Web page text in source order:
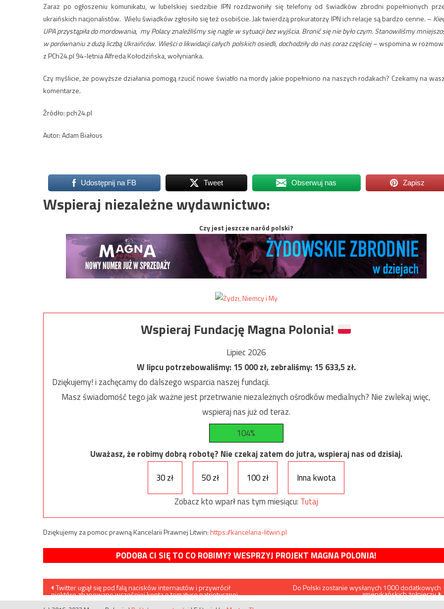
Zaraz po ogłoszeniu komunikatu, w lubelskiej siedzibie IPN rozdzwoniły się telefony od świadków zbrodni popełnionych
ukraińskich nacjonalistów. Wielu świadków zgłosiło się też osobiście. Jak twierdzą prokuratorzy IPN ich relacje są bardzo cenne. –
UPA przystąpiła do mordowania, my Polacy znaleźliśmy się nagle w sytuacji bez wyjścia. Bronić się nie było czym. Stanowiliśmy
w porównaniu z dużą liczbą Ukraińców. Wieści o likwidacji całych polskich osiedli, dochodziły do nas coraz częściej –wspomina w
z PCh24.pl 94-letnia Alfreda Kołodzińska, wołynianka.
Czy myślicie, że powyższe działania pomogą rzucić nowe światło na mordy jakie popełniono na naszych rodakach? Czekamy na
komentarze.
Źródło: pch24.pl
Autor: Adam Białous
Udostępnij na FB Tweet Obserwuj nas Zapisz
Wspieraj niezależne wydawnictwo:
Czy jest jeszcze naród polski?
Wspieraj Fundację Magna Polonia!
Lipiec 2026
W lipcu potrzebowaliśmy:15 000zł, zebraliśmy:15 633,5zł.
Dziękujemy! i zachęcamy do dalszego wsparcia naszej fundacji.
Masz świadomość tego jak ważne jest przetrwanie niezależnych ośrodków medialnych? Nie zwlekaj więc,
wspieraj nas już od teraz.
104%
Uważasz, że robimy dobrą robotę? Nie czekaj zatem do jutra, wspieraj nas od dzisiaj.
30 zł
50 zł 100 zł
Inna kwota
Zobacz kto wparł nas tym miesiącu: Tutaj
Dziękujemy za pomoc prawną Kancelarii Prawnej Litwin:https://kancelaria-litwin.pl
PODOBA CI SIĘ TO CO ROBIMY? WESPRZYJ PROJEKT MAGNA POLONIA!
Nawigacja
Twitter ugiął się pod falą nacisków internautów i przywrócił
niektóre zbanowane wcześniej konta o tematyce patriotycznej
Do Polski zostanie wysłanych 1000 dodatkowych
amerykańskich żołnierzy